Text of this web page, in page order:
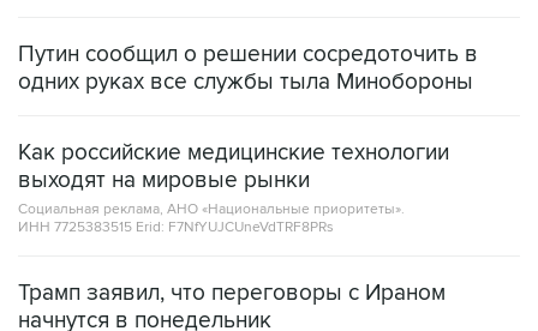
Путин сообщил о решении сосредоточить в
одних руках все службы тыла Минобороны
Как российские медицинские технологии
выходят на мировые рынки
Социальная реклама, АНО «Национальные приоритеты».
ИНН 7725383515 Erid: F7NfYUJCUneVdTRF8PRs
Трамп заявил, что переговоры с Ираном
начнутся в понедельник